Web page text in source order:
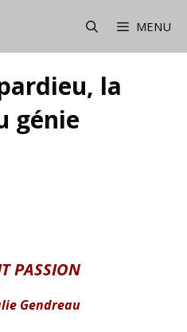
MENU
la
génie
PASSION
Gendreau